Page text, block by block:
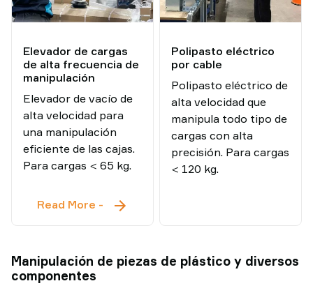
Elevador de cargas
de alta frecuencia de
manipulación
Elevador de vacío de
alta velocidad para
una manipulación
eficiente de las cajas.
Para cargas < 65 kg.
Read More -
Elevador
alta
Polipasto eléctrico
por cable
Polipasto eléctrico de
alta velocidad que
manipula todo tipo de
cargas con alta
precisión. Para cargas
< 120 kg.
Manipulación de piezas de plástico y diversos
componentes